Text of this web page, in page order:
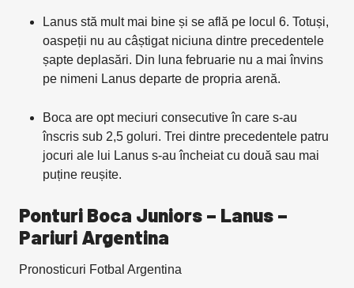
Lanus stă mult mai bine și se află pe locul 6. Totuși,
oaspeții nu au câștigat niciuna dintre precedentele
șapte deplasări. Din luna februarie nu a mai învins
pe nimeni Lanus departe de propria arenă.
Boca are opt meciuri consecutive în care s-au
înscris sub 2,5 goluri. Trei dintre precedentele patru
jocuri ale lui Lanus s-au încheiat cu două sau mai
puține reușite.
Ponturi Boca Juniors – Lanus –
Pariuri Argentina
Pronosticuri Fotbal Argentina